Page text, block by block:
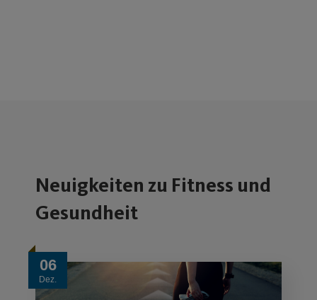
Neuigkeiten zu Fitness und
Gesundheit
06
Dez.